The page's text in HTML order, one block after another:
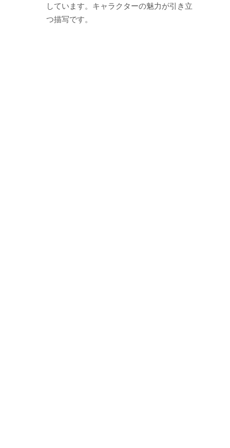
しています。キャラクターの魅力が引き立
つ描写です。